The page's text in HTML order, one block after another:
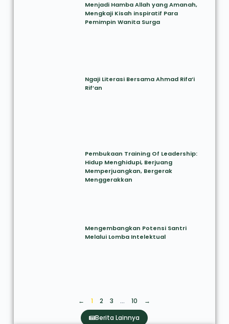
Menjadi Hamba Allah yang Amanah,
Mengkaji Kisah inspiratif Para
Pemimpin Wanita Surga
Ngaji Literasi Bersama Ahmad Rifa’i
Rif’an
Pembukaan Training Of Leadership:
Hidup Menghidupi, Berjuang
Memperjuangkan, Bergerak
Menggerakkan
Mengembangkan Potensi Santri
Melalui Lomba Intelektual
← 1 2 3 … 10
→
Berita Lainnya